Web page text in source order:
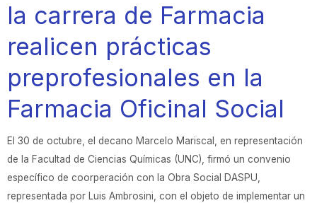
la carrera de Farmacia
realicen prácticas
preprofesionales en la
Farmacia Oficinal Social
El 30 de octubre, el decano Marcelo Mariscal, en representación
de la Facultad de Ciencias Químicas (UNC), firmó un convenio
específico de coorperación con la Obra Social DASPU,
representada por Luis Ambrosini, con el objeto de implementar un